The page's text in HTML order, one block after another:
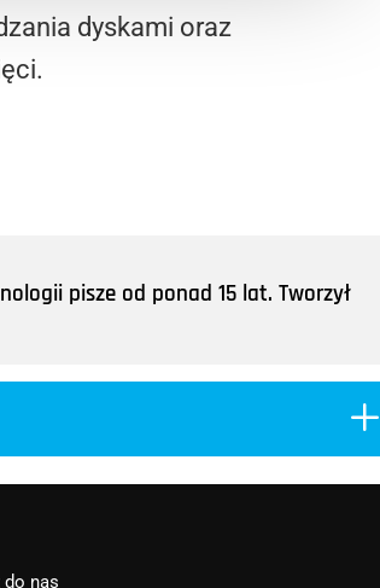
dyskami oraz
pisze od ponad 15 lat. Tworzył
L
do nas